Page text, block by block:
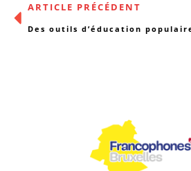
ARTICLE PRÉCÉDENT